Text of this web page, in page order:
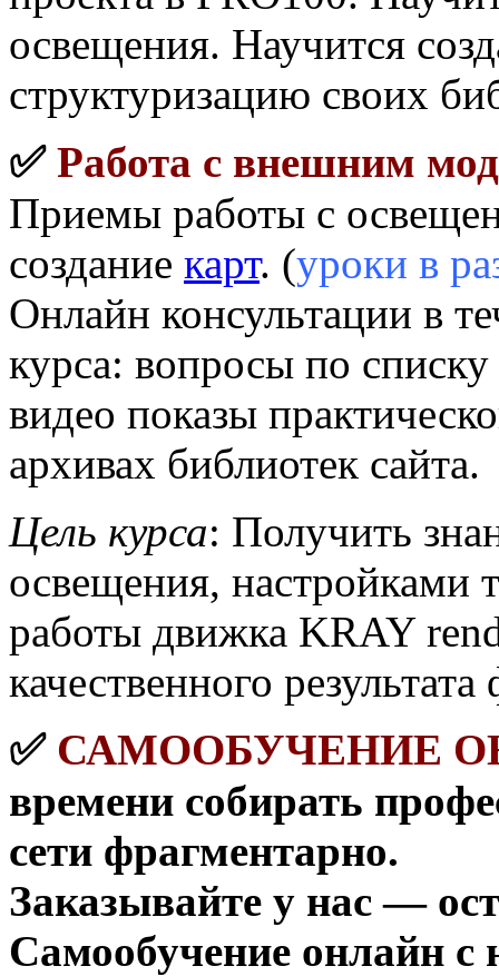
освещения. Научится
структуризацию своих
✅ Работа с внешним
Приемы работы с
создание карт. (уроки в
Онлайн консультации в
курса: вопросы по
видео показы
архивах библиотек сайта.
Цель курса: Получить
освещения, настройками
работы движка KRAY
качественного
✅ САМООБУЧЕНИЕ
времени собирать
сети фрагментарно.
Заказывайте у нас —
Самообучение онлайн с